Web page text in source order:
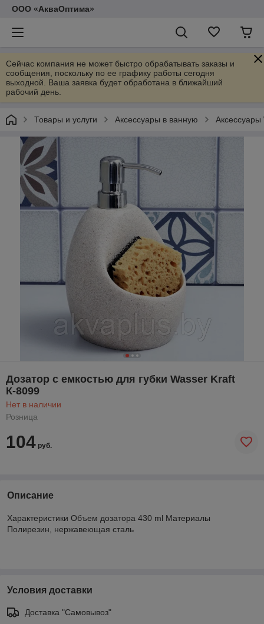
ООО «АкваОптима»
Сейчас компания не может быстро обрабатывать заказы и
сообщения, поскольку по ее графику работы сегодня
выходной. Ваша заявка будет обработана в ближайший
рабочий день.
Товары и услуги Аксессуары в ванную
Дозатор с емкостью для губки Wasser Kraft
К-8099
Нет в наличии
Розница
104 руб.
Описание
Характеристики Объем дозатора 430 ml Материалы
Полирезин, нержавеющая сталь
Условия доставки
Доставка "Самовывоз"